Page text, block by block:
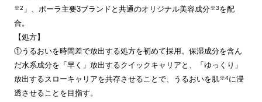
※2 」、ポーラ主要3ブランドと共通のオリジナル美容成分※3を配
合。
【処方】
①うるおいを時間差で放出する処方を初めて採用。保湿成分を含ん
だ水系成分を「早く」放出するクイックキャリアと、「ゆっくり」
放出するスローキャリアを共存させることで、うるおいを肌※4に浸
透させることを目指す。